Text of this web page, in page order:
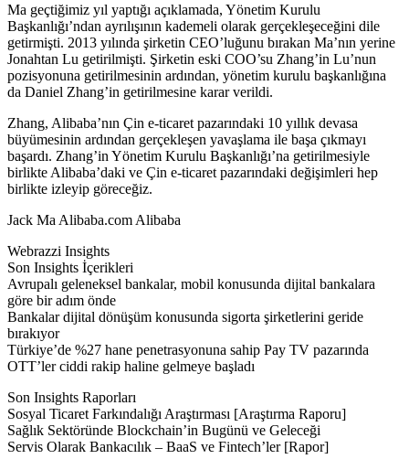
Ma geçtiğimiz yıl yaptığı açıklamada, Yönetim Kurulu
Başkanlığı’ndan ayrılışının kademeli olarak gerçekleşeceğini dile
getirmişti. 2013 yılında şirketin CEO’luğunu bırakan Ma’nın yerine
Jonahtan Lu getirilmişti. Şirketin eski COO’su Zhang’in Lu’nun
pozisyonuna getirilmesinin ardından, yönetim kurulu başkanlığına
da Daniel Zhang’in getirilmesine karar verildi.
Zhang, Alibaba’nın Çin e-ticaret pazarındaki 10 yıllık devasa
büyümesinin ardından gerçekleşen yavaşlama ile başa çıkmayı
başardı. Zhang’in Yönetim Kurulu Başkanlığı’na getirilmesiyle
birlikte Alibaba’daki ve Çin e-ticaret pazarındaki değişimleri hep
birlikte izleyip göreceğiz.
Jack Ma Alibaba.com Alibaba
Webrazzi Insights
Son Insights İçerikleri
Avrupalı geleneksel bankalar, mobil konusunda dijital bankalara
göre bir adım önde
Bankalar dijital dönüşüm konusunda sigorta şirketlerini geride
bırakıyor
Türkiye’de %27 hane penetrasyonuna sahip Pay TV pazarında
OTT’ler ciddi rakip haline gelmeye başladı
Son Insights Raporları
Sosyal Ticaret Farkındalığı Araştırması [Araştırma Raporu]
Sağlık Sektöründe Blockchain’in Bugünü ve Geleceği
Servis Olarak Bankacılık – BaaS ve Fintech’ler [Rapor]